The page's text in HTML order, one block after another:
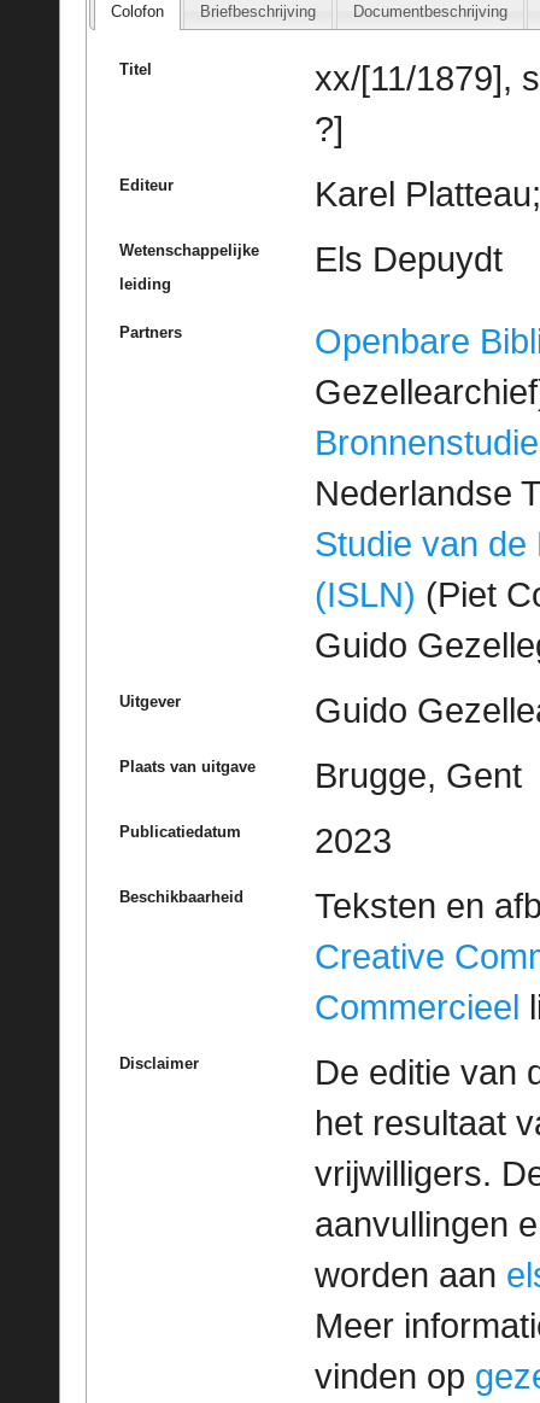
Colofon Briefbeschrijving Documentbeschrijving
Titel
xx/[11/1879],
?]
Editeur Karel
Wetenschappelijke
leiding
Els Depuydt
Partners
Openbare
Bronnenstudie
Nederlandse
Studie van de
(ISLN) (Piet
Guido
Uitgever Guido
Plaats van uitgave Brugge, Gent
Publicatiedatum 2023
Beschikbaarheid
Teksten en
Creative
Commercieel
Disclaimer
De editie van
het resultaat
vrijwilligers.
aanvullingen
worden aan
Meer
vinden op